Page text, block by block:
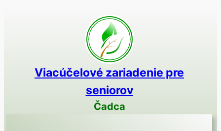
Viacúčelové zariadenie pre
seniorov
Čadca